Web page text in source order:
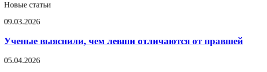
Новые статьи
Ученые
чем
левши
отличаются
от
09.03.2026
Ученые выяснили, чем левши отличаются от правшей
Названа
05.04.2026